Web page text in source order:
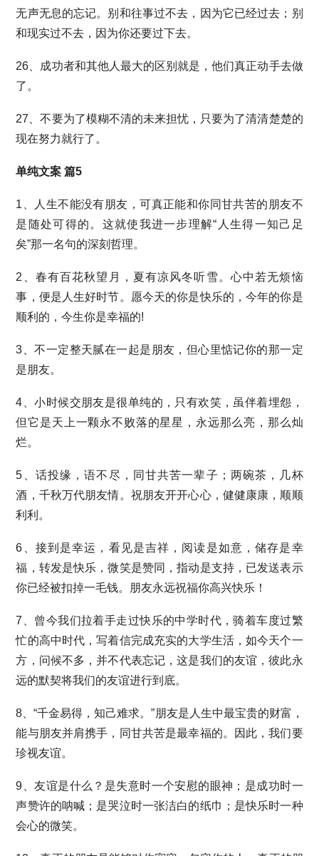
无声无息的忘记。别和往事过不去，因为它已经过去；别
和现实过不去，因为你还要过下去。
26、成功者和其他人最大的区别就是，他们真正动手去做
了。
27、不要为了模糊不清的未来担忧，只要为了清清楚楚的
现在努力就行了。
单纯文案 篇5
1、人生不能没有朋友，可真正能和你同甘共苦的朋友不
是随处可得的。这就使我进一步理解“人生得一知己足
矣”那一名句的深刻哲理。
2、春有百花秋望月，夏有凉风冬听雪。心中若无烦恼
事，便是人生好时节。愿今天的你是快乐的，今年的你是
顺利的，今生你是幸福的!
3、不一定整天腻在一起是朋友，但心里惦记你的那一定
是朋友。
4、小时候交朋友是很单纯的，只有欢笑，虽伴着埋怨，
但它是天上一颗永不败落的星星，永远那么亮，那么灿
烂。
5、话投缘，语不尽，同甘共苦一辈子；两碗茶，几杯
酒，千秋万代朋友情。祝朋友开开心心，健健康康，顺顺
利利。
6、接到是幸运，看见是吉祥，阅读是如意，储存是幸
福，转发是快乐，微笑是赞同，指动是支持，已发送表示
你已经被扣掉一毛钱。朋友永远祝福你高兴快乐！
7、曾今我们拉着手走过快乐的中学时代，骑着车度过繁
忙的高中时代，写着信完成充实的大学生活，如今天个一
方，问候不多，并不代表忘记，这是我们的友谊，彼此永
远的默契将我们的友谊进行到底。
8、“千金易得，知己难求。”朋友是人生中最宝贵的财富，
能与朋友并肩携手，同甘共苦是最幸福的。因此，我们要
珍视友谊。
9、友谊是什么？是失意时一个安慰的眼神；是成功时一
声赞许的呐喊；是哭泣时一张洁白的纸巾；是快乐时一种
会心的微笑。